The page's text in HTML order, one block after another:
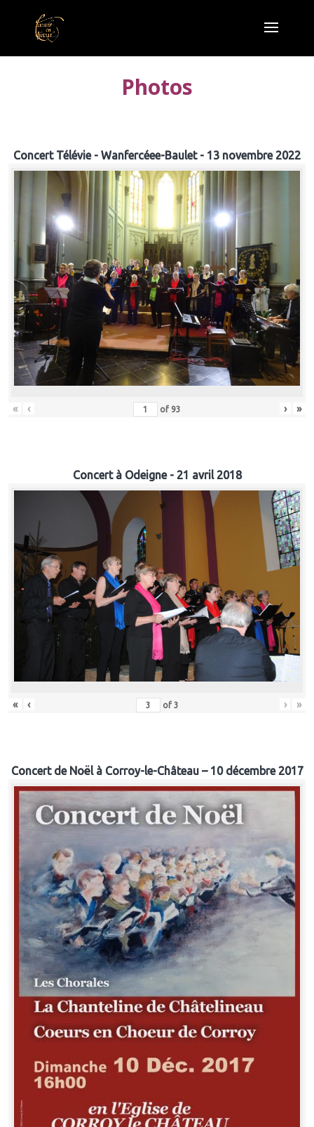
Photos
Concert Télévie - Wanfercéee-Baulet - 13 novembre 2022
« ‹ of 93 › »
Concert à Odeigne - 21 avril 2018
« ‹ of 3 › »
Concert de Noël à Corroy-le-Château – 10 décembre 2017